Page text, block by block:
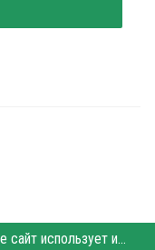
Этот сайт использует «cookies». Также сайт использует интернет-сервис для сбора технических данных касательно посетителей с целью получения маркетинговой и статистической информации. Условия обработки данных посетителей сайта см.